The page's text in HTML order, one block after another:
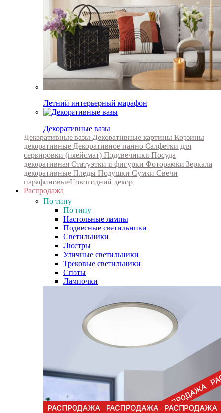
Летний интерьерный марафон
Декоративные вазы
Декоративные вазы Декоративные картины Корзины
декоративные Декоративное панно Салфетки для
сервировки (плейсмат) Подсвечники Посуда
декоративная Статуэтки и фигурки Фоторамки Зеркала
декоративные Пледы Подушки Сумки Свечи
парафиновыеНовогодний декор
Распродажа
По типу
По типу
Настольные лампы
Подвесные светильники
Светильники
Люстры
Уличные светильники
Трековые светильники
Споты
Лампочки